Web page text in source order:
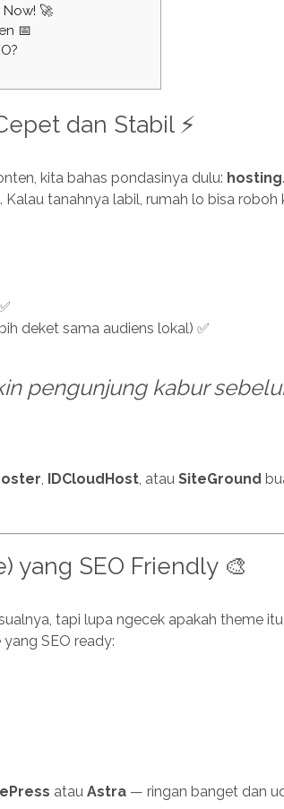
🚀
📅
dan Stabil ⚡
kita bahas pondasinya dulu: hosting
tanahnya labil, rumah lo bisa roboh
deket sama audiens lokal) ✅
pengunjung kabur
IDCloudHost , atauSiteGround
yang SEO Friendly 🎨
tapi lupa ngecek apakah theme
SEO ready:
atauAstra — ringan banget dan